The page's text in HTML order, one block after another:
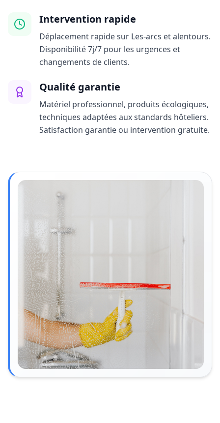
Intervention rapide
Déplacement rapide sur Les-arcs et alentours.
Disponibilité 7j/7 pour les urgences et
changements de clients.
Qualité garantie
Matériel professionnel, produits écologiques,
techniques adaptées aux standards hôteliers.
Satisfaction garantie ou intervention gratuite.